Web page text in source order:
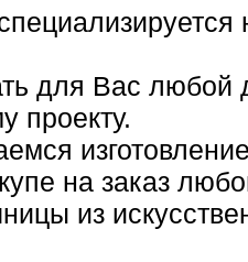
для Вас любой
проекту.
на заказ
из